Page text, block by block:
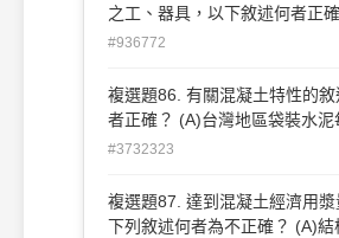
之工、器具，以下敘述何者正
土施作量測距離尺寸最常用鋼捲
端直徑為 203mm(C)坍度試驗
棒，其直徑為 16cm(D)混凝土
#936772
複選題86. 有關混凝土特性的
者正確？ (A)台灣地區袋裝水泥
25 ㎏ (B)水泥因進行水化而逐漸
量可以得到密度高的混凝土 (D)
用最廣的為卜特蘭水泥 。
#3732323
複選題87. 達到混凝土經濟用漿
下列敘述何者為不正確？ (A)結